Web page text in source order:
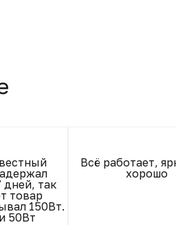
дней, так
товар
150Вт.
50Вт
Всё работает,
хорошо